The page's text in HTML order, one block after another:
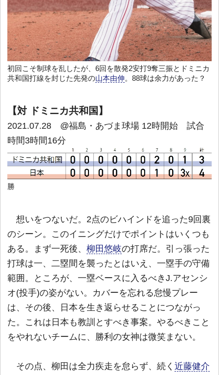
初回こそ制球を乱したが、6回を散発2安打9奪三振とドミニカ
共和国打線を封じた先発の山本由伸。88球は余力があった？
【対 ドミニカ共和国】
2021.07.28 @福島・あづま球場 12時開始 試合
時間3時間16分
勝
想いをつないだ。2点のビハインドを追った9回裏
のシーン。このイニングだけでポイントはいくつも
ある。まず一死後、 柳田悠岐の打席だ。引っ張った
打球は一、二塁間を襲ったとはいえ、一塁手の守備
範囲。ところが、一塁ベースに入るべきJ.アセンシ
オ(投手)の姿がない。カバーを忘れる怠慢プレー
は、その後、日本を生き返らせることにつながっ
た。これは日本も教訓とすべき事案。やるべきこと
をやれないチームに、勝利の女神は微笑まない。
その点、柳田は全力疾走を怠らず、続く 近藤健介